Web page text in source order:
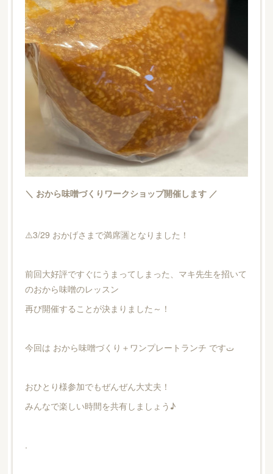
＼ おから味噌づくりワークショップ開催します ／
⚠️3/29 おかげさまで満席🈵となりました！
前回大好評ですぐにうまってしまった、マキ先生を招いて
のおから味噌のレッスン
再び開催することが決まりました～！
今回は おから味噌づくり＋ワンプレートランチ ですت
おひとり様参加でもぜんぜん大丈夫！
みんなで楽しい時間を共有しましょう♪
.